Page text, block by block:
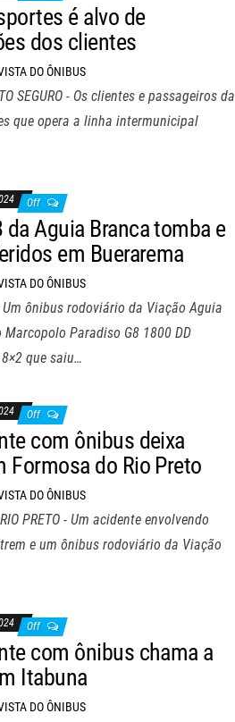
é alvo de
dos clientes
DO ÔNIBUS
SEGURO - Os clientes e passageiros da
que opera a linha intermunicipal
Off
da Aguia Branca tomba e
em Buerarema
DO ÔNIBUS
Um ônibus rodoviário da Viação Aguia
Marcopolo Paradiso G8 1800 DD
que saiu…
Off
com ônibus deixa
Formosa do Rio Preto
DO ÔNIBUS
PRETO - Um acidente envolvendo
e um ônibus rodoviário da Viação
Off
com ônibus chama a
Itabuna
DO ÔNIBUS